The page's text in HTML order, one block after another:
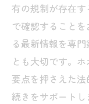
有の規制が存在
で確認すること
る最新情報を専
とも大切です。
要点を押さえた
続きをサポートし